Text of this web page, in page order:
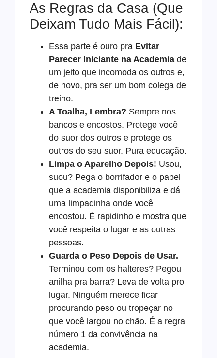
As Regras da Casa (Que
Deixam Tudo Mais Fácil):
Essa parte é ouro pra Evitar
Parecer Iniciante na Academia de
um jeito que incomoda os outros e,
de novo, pra ser um bom colega de
treino.
A Toalha, Lembra? Sempre nos
bancos e encostos. Protege você
do suor dos outros e protege os
outros do seu suor. Pura educação.
Limpa o Aparelho Depois! Usou,
suou? Pega o borrifador e o papel
que a academia disponibiliza e dá
uma limpadinha onde você
encostou. É rapidinho e mostra que
você respeita o lugar e as outras
pessoas.
Guarda o Peso Depois de Usar.
Terminou com os halteres? Pegou
anilha pra barra? Leva de volta pro
lugar. Ninguém merece ficar
procurando peso ou tropeçar no
que você largou no chão. É a regra
número 1 da convivência na
academia.